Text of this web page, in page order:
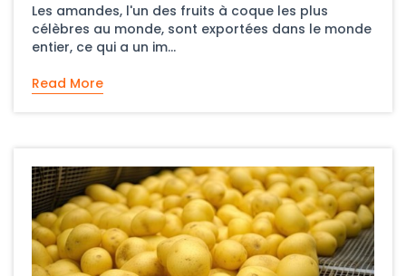
Les amandes, l'un des fruits à coque les plus
célèbres au monde, sont exportées dans le monde
entier, ce qui a un im...
Read More